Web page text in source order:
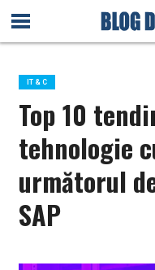
IT & C
Top 10
tehnologie
următorul
SAP